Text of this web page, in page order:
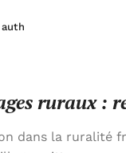
ruraux :
dans la ruralité